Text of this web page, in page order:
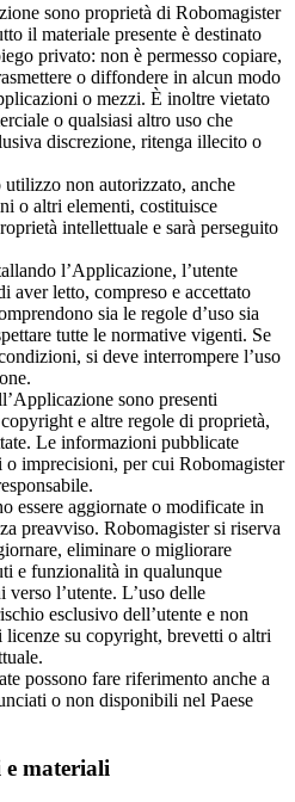
sono proprietà di Robomagister
il materiale presente è destinato
privato: non è permesso copiare,
o diffondere in alcun modo
o mezzi. È inoltre vietato
o qualsiasi altro uso che
discrezione, ritenga illecito o
non autorizzato, anche
o altri elementi, costituisce
intellettuale e sarà perseguito
l’Applicazione, l’utente
aver letto, compreso e accettato
sia le regole d’uso sia
tutte le normative vigenti. Se
si deve interrompere l’uso
sono presenti
e altre regole di proprietà,
Le informazioni pubblicate
o imprecisioni, per cui Robomagister
essere aggiornate o modificate in
preavviso. Robomagister si riserva
eliminare o migliorare
e funzionalità in qualunque
l’utente. L’uso delle
esclusivo dell’utente e non
licenze su copyright, brevetti o altri
possono fare riferimento anche a
o non disponibili nel Paese
materiali